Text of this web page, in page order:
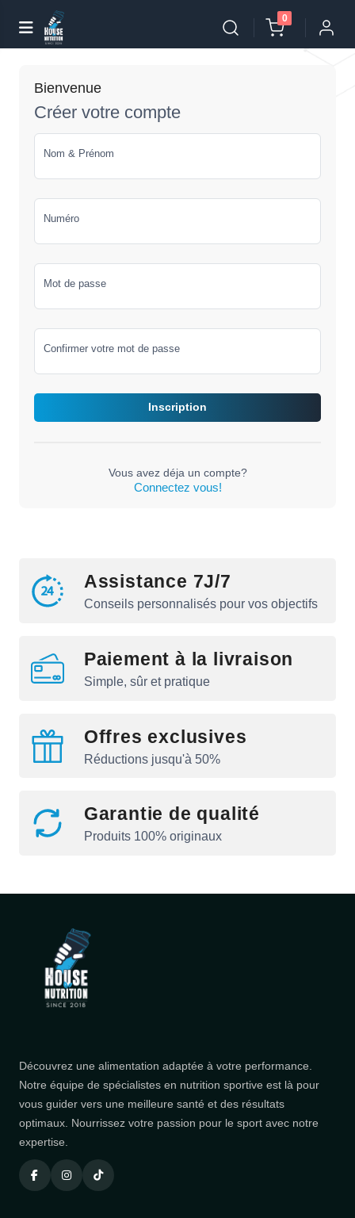
0
Bienvenue
Créer votre compte
Nom & Prénom
Numéro
Mot de passe
Confirmer votre mot de passe
Inscription
Vous avez déja un compte?
Connectez vous!
Assistance 7J/7
Conseils personnalisés pour vos objectifs
Paiement à la livraison
Simple, sûr et pratique
Offres exclusives
Réductions jusqu'à 50%
Garantie de qualité
Produits 100% originaux
Découvrez une alimentation adaptée à votre performance.
Notre équipe de spécialistes en nutrition sportive est là pour
vous guider vers une meilleure santé et des résultats
optimaux. Nourrissez votre passion pour le sport avec notre
expertise.